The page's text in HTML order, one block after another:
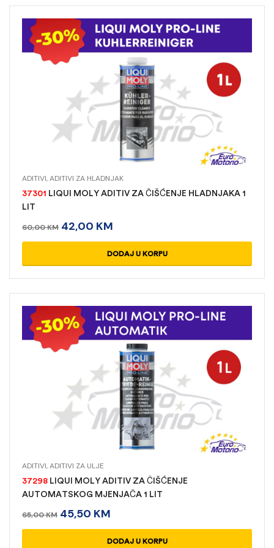
ADITIVI,ADITIVI ZA HLADNJAK
37301 LIQUI MOLY ADITIV ZA ČIŠĆENJE HLADNJAKA 1
LIT
60,00KM 42,00 KM
DODAJ U KORPU
ADITIVI,ADITIVI ZA ULJE
37298 LIQUI MOLY ADITIV ZA ČIŠĆENJE
AUTOMATSKOG MJENJAČA 1 LIT
65,00KM 45,50 KM
DODAJ U KORPU